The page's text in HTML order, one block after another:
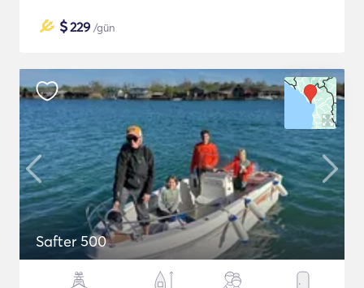
$229 /gün
Safter 500